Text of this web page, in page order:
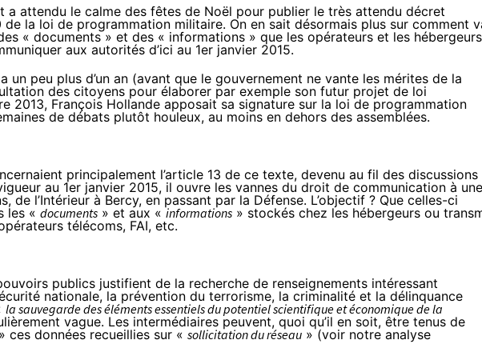
a attendu le calme des fêtes de Noël pour publier le très attendu décret
de la loi de programmation militaire. On en sait désormais plus sur comment
« documents » et des « informations » que les opérateurs et les hébergeurs
aux autorités d’ici au 1er janvier 2015.
un peu plus d’un an (avant que le gouvernement ne vante les mérites de la
des citoyens pour élaborer par exemple son futur projet de loi
2013, François Hollande apposait sa signature sur la loi de programmation
de débats plutôt houleux, au moins en dehors des assemblées.
principalement l’article 13 de ce texte, devenu au fil des discussions
au 1er janvier 2015, il ouvre les vannes du droit de communication à une
de l’Intérieur à Bercy, en passant par la Défense. L’objectif ? Que celles-ci
les « documents » et aux «informations » stockés chez les hébergeurs ou
télécoms, FAI, etc.
publics justifient de la recherche de renseignements intéressant
nationale, la prévention du terrorisme, la criminalité et la délinquance
la sauvegarde des éléments essentiels du potentiel scientifique et économique de la
vague. Les intermédiaires peuvent, quoi qu’il en soit, être tenus de
» ces données recueillies sur « sollicitationdu réseau » (voir notre analyse